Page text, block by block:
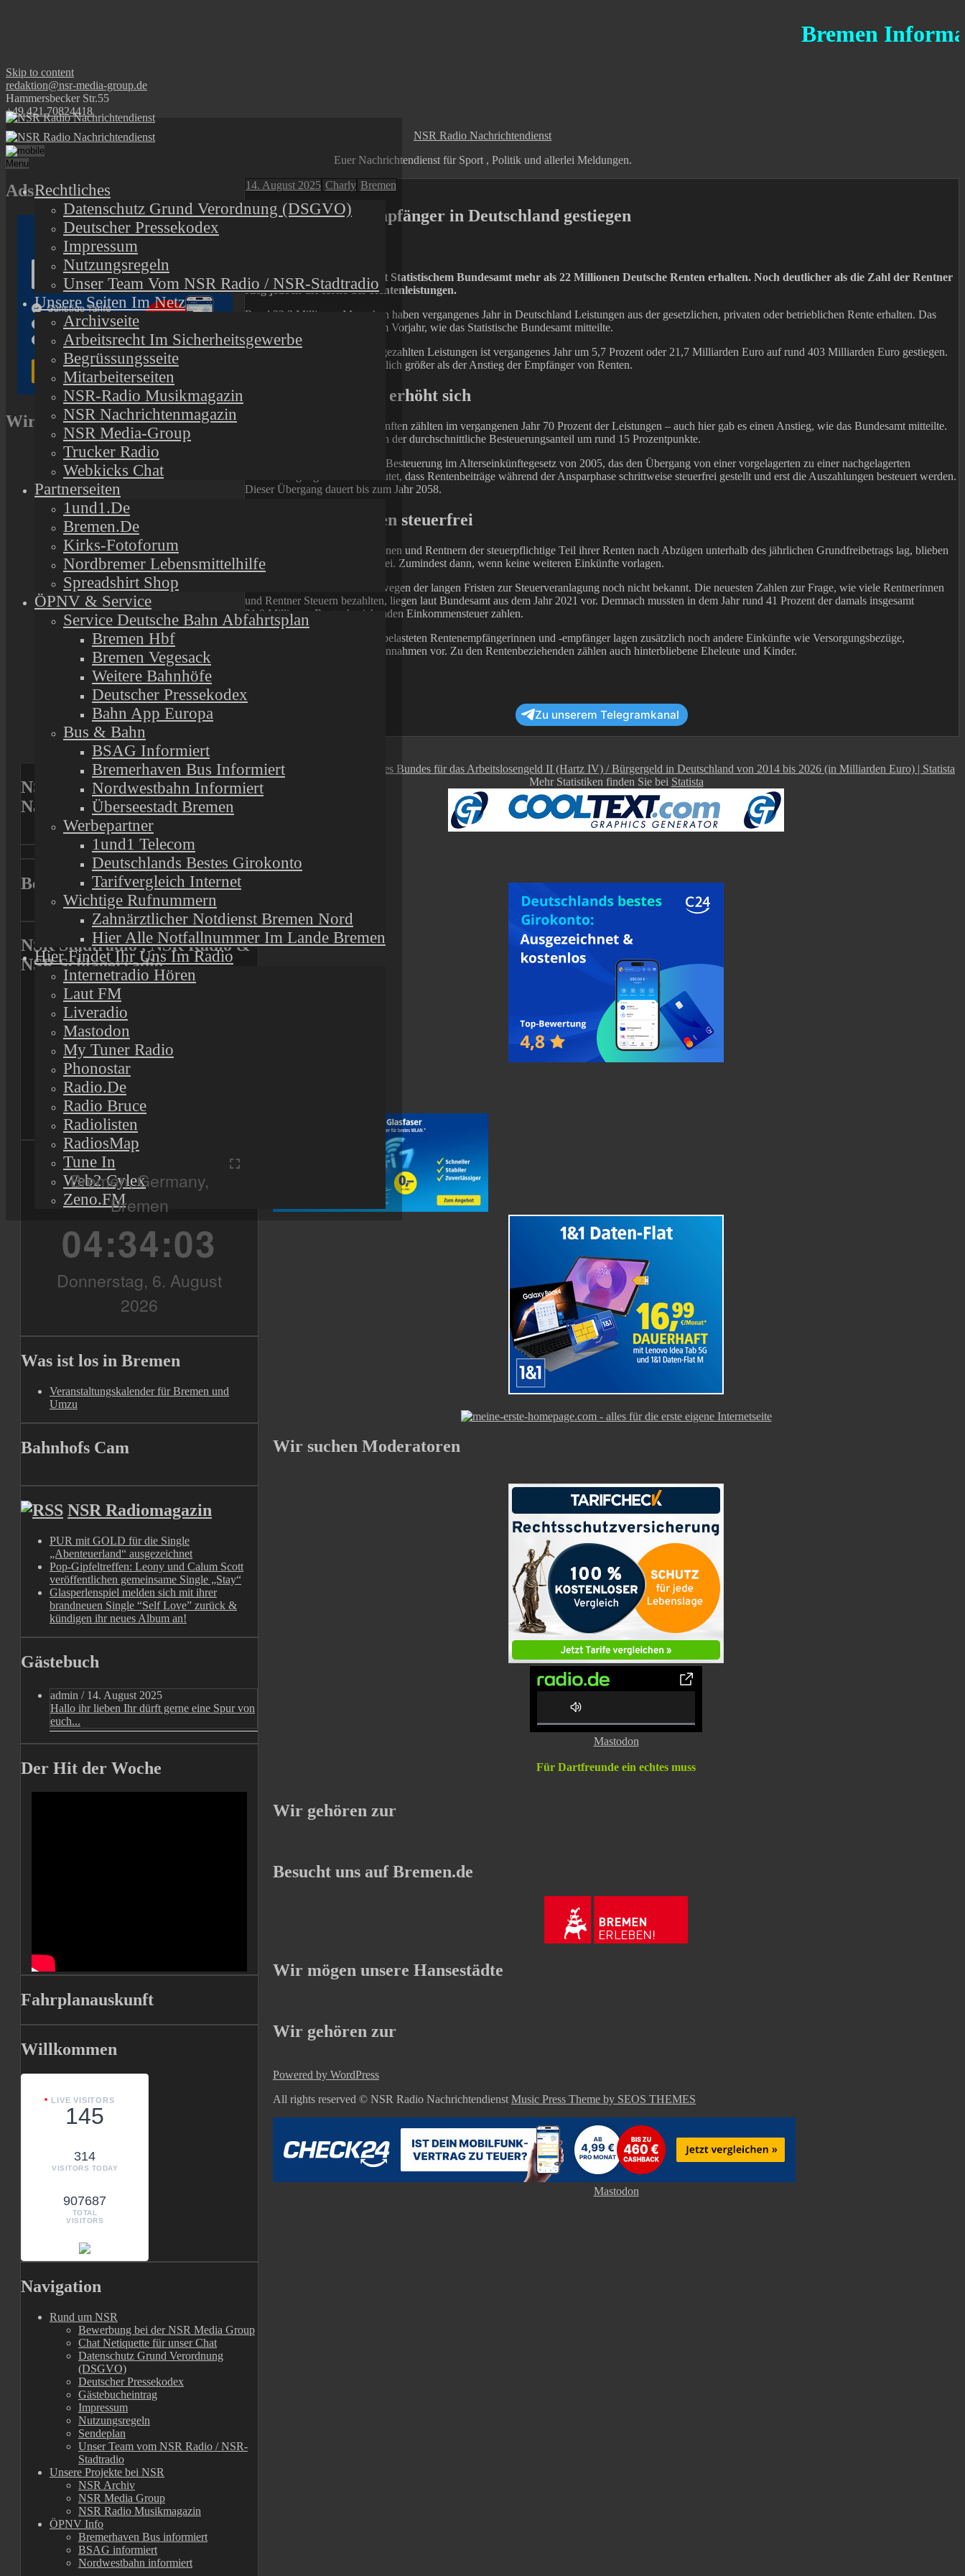
Bremen
Skip to content
redaktion@nsr-media-group.de
Hammersbecker Str.55
+49 421 70824418
Menu
Rechtliches
Datenschutz Grund Verordnung (DSGVO)
Deutscher Pressekodex
Impressum
Nutzungsregeln
Unser Team Vom NSR Radio / NSR-Stadtradio
Unsere Seiten Im Netz
Archivseite
Arbeitsrecht Im Sicherheitsgewerbe
Begrüssungsseite
Mitarbeiterseiten
NSR-Radio Musikmagazin
NSR Nachrichtenmagazin
NSR Media-Group
Trucker Radio
Webkicks Chat
Partnerseiten
1und1.de
Bremen.de
Kirks-Fotoforum
Nordbremer Lebensmittelhilfe
Spreadshirt Shop
ÖPNV & Service
Service Deutsche Bahn Abfahrtsplan
Bremen Hbf
Bremen Vegesack
Weitere Bahnhöfe
Deutscher Pressekodex
Bahn App Europa
Bus & Bahn
BSAG Informiert
Bremerhaven Bus Informiert
Nordwestbahn Informiert
Überseestadt Bremen
Werbepartner
1und1 Telecom
Deutschlands Bestes Girokonto
Tarifvergleich Internet
Wichtige Rufnummern
Zahnärztlicher Notdienst Bremen Nord
Hier Alle Notfallnummer Im Lande Bremen
Hier Findet Ihr Uns Im Radio
Internetradio Hören
Laut FM
Liveradio
Mastodon
My Tuner Radio
Phonostar
Radio.de
Radio Bruce
Radiolisten
RadiosMap
Tune In
Web2 Cylex
Zeno.FM
NSR Radio Nachrichtendienst
Euer Nachrichtendienst für Sport , Politik und allerlei Meldungen.
14. August 2025 Charly Bremen
Zahl der Rentenempfänger in Deutschland gestiegen
Vergangenes Jahr haben laut Statistischem Bundesamt mehr als 22 Millionen Deutsche Renten erhalten. Noch deutlicher als die Zahl der Rentner
stieg jedoch die Höhe der Rentenleistungen.
Rund 22,3 Millionen Menschen haben vergangenes Jahr in Deutschland Leistungen aus der gesetzlichen, privaten oder betrieblichen Rente erhalten. Das
waren 0,75 Prozent mehr als im Vorjahr, wie das Statistische Bundesamt mitteilte.
Auch die Gesamthöhe der ausgezahlten Leistungen ist vergangenes Jahr um 5,7 Prozent oder 21,7 Milliarden Euro auf rund 403 Milliarden Euro gestiegen.
Der Anstieg war demnach deutlich größer als der Anstieg der Empfänger von Renten.
erhöht sich
Zu den steuerpflichtigen Einkünften zählten im vergangenen Jahr 70 Prozent der Leistungen – auch hier gab es einen Anstieg, wie das Bundesamt mitteilte.
Seit dem Jahr 2015 erhöhte sich der durchschnittliche Besteuerungsanteil um rund 15 Prozentpunkte.
Grund ist die Neuregelung der Besteuerung im Alterseinkünftegesetz von 2005, das den Übergang von einer vorgelagerten zu einer nachgelagerten
Besteuerung regelte. Das bedeutet, dass Rentenbeiträge während der Ansparphase schrittweise steuerfrei gestellt und erst die Auszahlungen besteuert werden.
Dieser Übergang dauert bis zum Jahr 2058.
Viele Renten blieben steuerfrei
Weil 2024 bei vielen Rentnerinnen und Rentnern der steuerpflichtige Teil ihrer Renten nach Abzügen unterhalb des jährlichen Grundfreibetrags lag, blieben
viele Rentenzahlungen steuerfrei. Zumindest dann, wenn keine weiteren Einkünfte vorlagen.
Genaue Zahlen für 2024 sind wegen der langen Fristen zur Steuerveranlagung noch nicht bekannt. Die neuesten Zahlen zur Frage, wie viele Rentnerinnen
und Rentner Steuern bezahlten, liegen laut Bundesamt aus dem Jahr 2021 vor. Demnach mussten in dem Jahr rund 41 Prozent der damals insgesamt
21,9 Millionen Rentenbeziehenden Einkommensteuer zahlen.
Bei rund 81 Prozent der steuerbelasteten Rentenempfängerinnen und -empfänger lagen zusätzlich noch andere Einkünfte wie Versorgungsbezüge,
Arbeitseinkommen oder Mieteinnahmen vor. Zu den Rentenbeziehenden zählen auch hinterbliebene Eheleute und Kinder.
Zu unserem Telegramkanal
NSR Stadtradio
Nachrichtenmagazin
Besucht uns
NSR Stadtradio , NSR Radio &
NSR Schlagerradio
Was ist los in Bremen
Veranstaltungskalender für Bremen und
Umzu
Bahnhofs Cam
NSR Radiomagazin
PUR mit GOLD für die Single
„Abenteuerland“ ausgezeichnet
Pop-Gipfeltreffen: Leony und Calum Scott
veröffentlichen gemeinsame Single „Stay“
Glasperlenspiel melden sich mit ihrer
brandneuen Single “Self Love” zurück &
kündigen ihr neues Album an!
Gästebuch
admin / 14. August 2025
Hallo ihr lieben Ihr dürft gerne eine Spur von
euch...
Der Hit der Woche
Fahrplanauskunft
Willkommen
LIVE VISITORS
145
314
VISITORS TODAY
907687
TOTAL
VISITORS
Navigation
Rund um NSR
Bewerbung bei der NSR Media Group
Chat Netiquette für unser Chat
Datenschutz Grund Verordnung
(DSGVO)
Deutscher Pressekodex
Gästebucheintrag
Impressum
Nutzungsregeln
Sendeplan
Unser Team vom NSR Radio / NSR-
Stadtradio
Unsere Projekte bei NSR
NSR Archiv
NSR Media Group
NSR Radio Musikmagazin
ÖPNV Info
Bremerhaven Bus informiert
BSAG informiert
Nordwestbahn informiert
Ads
Wir unterstützen
Mehr Statistiken finden Sie bei Statista
Ads
Wir suchen Moderatoren
0% Complete
Mastodon
Für Dartfreunde ein echtes muss
Wir gehören zur
Besucht uns auf Bremen.de
Wir mögen unsere Hansestädte
Wir gehören zur
Powered by WordPress
All rights reserved © NSR Radio Nachrichtendienst Music Press Theme by SEOS THEMES
Mastodon